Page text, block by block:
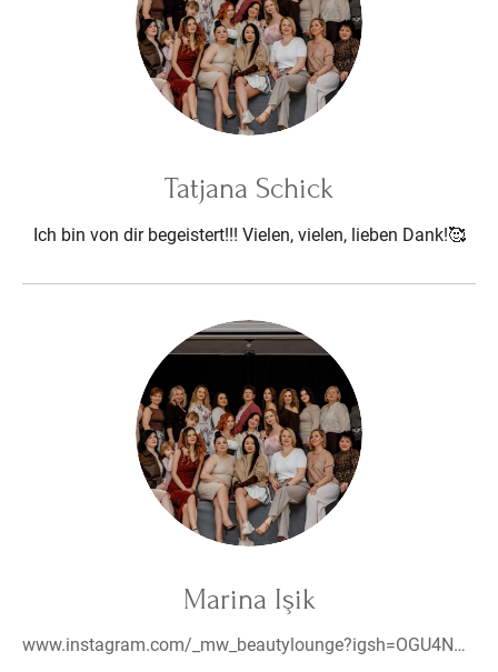
Tatjana Schick
Ich bin von dir begeistert!!! Vielen, vielen, lieben Dank!🥰
Marina Işik
www.instagram.com/_mw_beautylounge?igsh=OGU4NDB5Z3k4d3N3&utm_source=qr